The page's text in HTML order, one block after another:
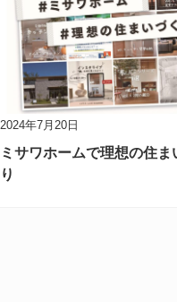
2024年7月20日
ミサワホームで理想の住ま
り